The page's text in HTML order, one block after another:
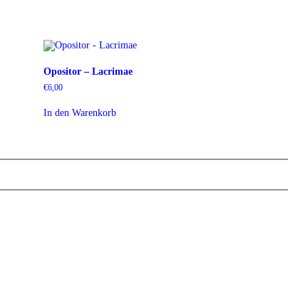
Opositor – Lacrimae
€6,00
In den Warenkorb